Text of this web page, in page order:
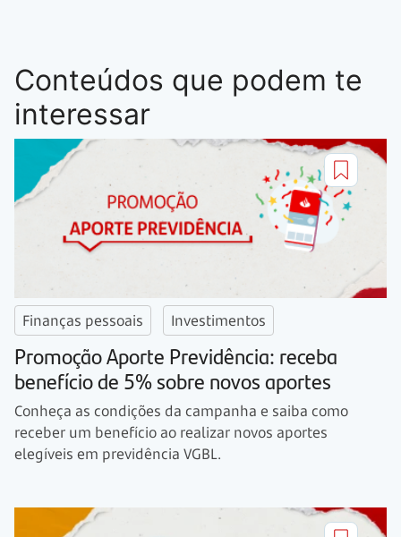
Conteúdos que podem te
interessar
Finanças pessoais Investimentos
Promoção Aporte Previdência: receba
benefício de 5% sobre novos aportes
Conheça as condições da campanha e saiba como
receber um benefício ao realizar novos aportes
elegíveis em previdência VGBL.